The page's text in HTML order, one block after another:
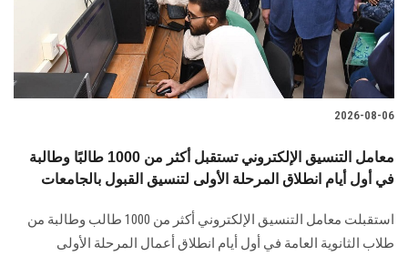
2026-08-06
معامل التنسيق الإلكتروني تستقبل أكثر من 1000 طالبًا وطالبة
في أول أيام انطلاق المرحلة الأولى لتنسيق القبول بالجامعات
استقبلت معامل التنسيق الإلكتروني أكثر من 1000 طالب وطالبة من
طلاب الثانوية العامة في أول أيام انطلاق أعمال المرحلة الأولى